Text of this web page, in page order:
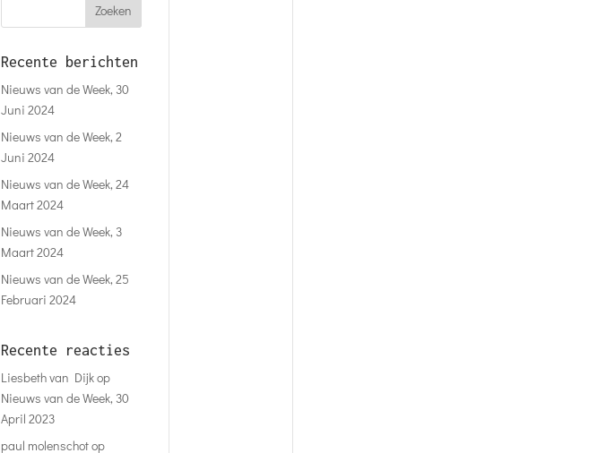
Recente berichten
Nieuws van de Week, 30
Juni 2024
Nieuws van de Week, 2
Juni 2024
Nieuws van de Week, 24
Maart 2024
Nieuws van de Week, 3
Maart 2024
Nieuws van de Week, 25
Februari 2024
Recente reacties
Liesbeth van Dijkop
Nieuws van de Week, 30
April 2023
paul molenschotop